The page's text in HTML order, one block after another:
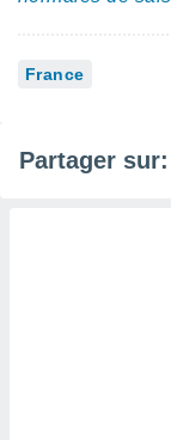
France
Partager sur: